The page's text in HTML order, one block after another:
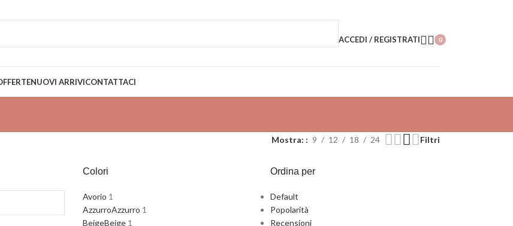
GRATUITA PER ORDINI SUPERIORI A 79€
ACCEDI / REGISTRATI 0
NUOVI ARRIVICONTATTACI
Mostra: 9 12 18 24 Filtri
Colori
Avorio 1
AzzurroAzzurro 1
BeigeBeige 1
Ordina per
Default
Popolarità
Recensioni